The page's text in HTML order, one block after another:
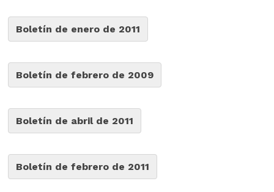
Boletín de enero de 2011
Boletín de febrero de 2009
Boletín de abril de 2011
Boletín de febrero de 2011